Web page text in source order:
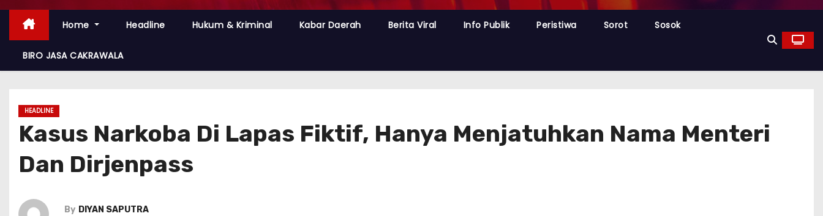
Home Headline Hukum & Kriminal Kabar Daerah Berita Viral Info Publik Peristiwa Sorot Sosok
BIRO JASA CAKRAWALA
HEADLINE
Kasus Narkoba Di Lapas Fiktif, Hanya Menjatuhkan Nama Menteri
Dan Dirjenpass
By DIYAN SAPUTRA